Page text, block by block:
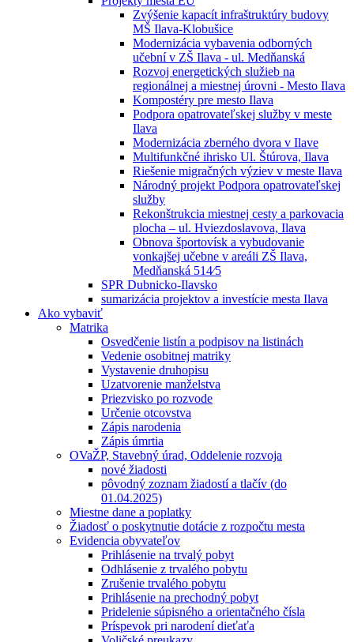
Zvýšenie kapacít infraštruktúry budovy
MŠ Ilava-Klobušice
Modernizácia vybavenia odborných
učební v ZŠ Ilava - ul. Medňanská
Rozvoj energetických služieb na
regionálnej a miestnej úrovni - Mesto Ilava
Kompostéry pre mesto Ilava
Podpora opatrovateľskej služby v meste
Ilava
Modernizácia zberného dvora v Ilave
Multifunkčné ihrisko Ul. Štúrova, Ilava
Riešenie migračných výziev v meste Ilava
Národný projekt Podpora opatrovateľskej
služby
Rekonštrukcia miestnej cesty a parkovacia
plocha – ul. Hviezdoslavova, Ilava
Obnova športovísk a vybudovanie
vonkajšej učebne v areáli ZŠ Ilava,
Medňanská 514⁄5
SPR Dubnicko-Ilavsko
sumarizácia projektov a investície mesta Ilava
Ako vybaviť
Matrika
Osvedčenie listín a podpisov na listinách
Vedenie osobitnej matriky
Vystavenie druhopisu
Uzatvorenie manželstva
Priezvisko po rozvode
Určenie otcovstva
Zápis narodenia
Zápis úmrtia
OVaŽP, Stavebný úrad, Oddelenie rozvoja
nové žiadosti
pôvodný zoznam žiadostí a tlačív (do
01.04.2025)
Miestne dane a poplatky
Žiadosť o poskytnutie dotácie z rozpočtu mesta
Evidencia obyvateľov
Prihlásenie na trvalý pobyt
Odhlásenie z trvalého pobytu
Zrušenie trvalého pobytu
Prihlásenie na prechodný pobyt
Pridelenie súpisného a orientačného čísla
Príspevok pri narodení dieťaťa